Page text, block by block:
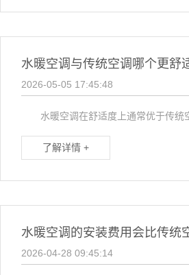
水暖空调与传统空调哪个更舒
2026-05-05 17:45:48
水暖空调在舒适度上通常优于传统
了解详情 +
水暖空调的安装费用会比传统
2026-04-28 09:45:14